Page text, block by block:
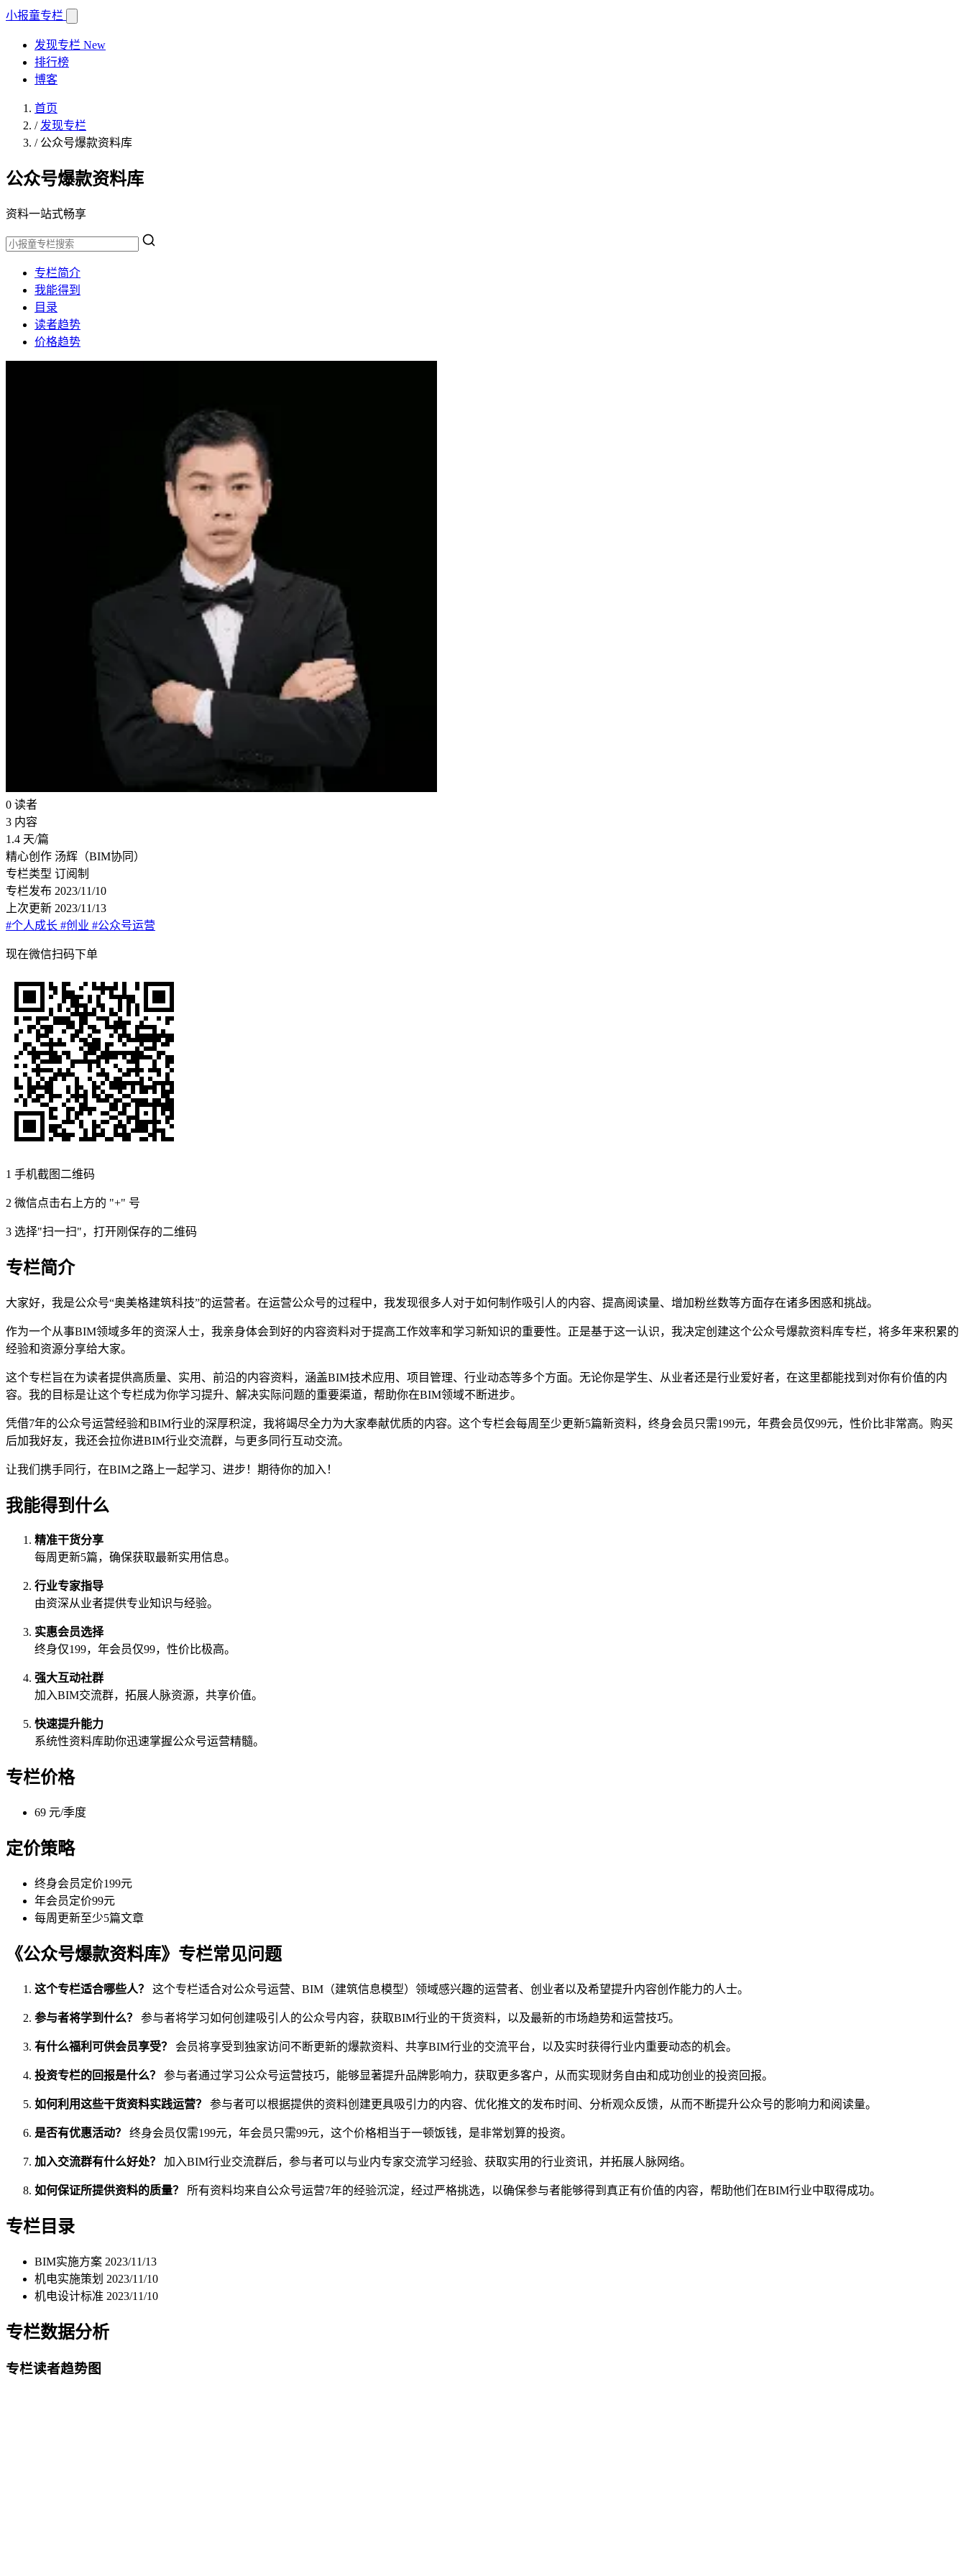
小报童专栏
发现专栏 New
排行榜
博客
首页
/ 发现专栏
/ 公众号爆款资料库
公众号爆款资料库
资料一站式畅享
专栏简介
我能得到
目录
读者趋势
价格趋势
0 读者
3 内容
1.4 天/篇
精心创作 汤辉（BIM协同）
专栏类型 订阅制
专栏发布 2023/11/10
上次更新 2023/11/13
#个人成长 #创业 #公众号运营
现在微信扫码下单
1 手机截图二维码
2 微信点击右上方的 "+" 号
3 选择"扫一扫"，打开刚保存的二维码
专栏简介
大家好，我是公众号“奥美格建筑科技”的运营者。在运营公众号的过程中，我发现很多人对于如何制作吸引人的内容、提高阅读量、增加粉丝数等方面存在诸多困惑和挑战。
作为一个从事BIM领域多年的资深人士，我亲身体会到好的内容资料对于提高工作效率和学习新知识的重要性。正是基于这一认识，我决定创建这个公众号爆款资料库专栏，将多年来积累的
经验和资源分享给大家。
这个专栏旨在为读者提供高质量、实用、前沿的内容资料，涵盖BIM技术应用、项目管理、行业动态等多个方面。无论你是学生、从业者还是行业爱好者，在这里都能找到对你有价值的内
容。我的目标是让这个专栏成为你学习提升、解决实际问题的重要渠道，帮助你在BIM领域不断进步。
凭借7年的公众号运营经验和BIM行业的深厚积淀，我将竭尽全力为大家奉献优质的内容。这个专栏会每周至少更新5篇新资料，终身会员只需199元，年费会员仅99元，性价比非常高。购买
后加我好友，我还会拉你进BIM行业交流群，与更多同行互动交流。
让我们携手同行，在BIM之路上一起学习、进步！期待你的加入！
我能得到什么
精准干货分享
每周更新5篇，确保获取最新实用信息。
行业专家指导
由资深从业者提供专业知识与经验。
实惠会员选择
终身仅199，年会员仅99，性价比极高。
强大互动社群
加入BIM交流群，拓展人脉资源，共享价值。
快速提升能力
系统性资料库助你迅速掌握公众号运营精髓。
专栏价格
69 元/季度
定价策略
终身会员定价199元
年会员定价99元
每周更新至少5篇文章
《公众号爆款资料库》专栏常见问题
这个专栏适合哪些人？ 这个专栏适合对公众号运营、BIM（建筑信息模型）领域感兴趣的运营者、创业者以及希望提升内容创作能力的人士。
参与者将学到什么？ 参与者将学习如何创建吸引人的公众号内容，获取BIM行业的干货资料，以及最新的市场趋势和运营技巧。
有什么福利可供会员享受？ 会员将享受到独家访问不断更新的爆款资料、共享BIM行业的交流平台，以及实时获得行业内重要动态的机会。
投资专栏的回报是什么？ 参与者通过学习公众号运营技巧，能够显著提升品牌影响力，获取更多客户，从而实现财务自由和成功创业的投资回报。
如何利用这些干货资料实践运营？ 参与者可以根据提供的资料创建更具吸引力的内容、优化推文的发布时间、分析观众反馈，从而不断提升公众号的影响力和阅读量。
是否有优惠活动？ 终身会员仅需199元，年会员只需99元，这个价格相当于一顿饭钱，是非常划算的投资。
加入交流群有什么好处？ 加入BIM行业交流群后，参与者可以与业内专家交流学习经验、获取实用的行业资讯，并拓展人脉网络。
如何保证所提供资料的质量？ 所有资料均来自公众号运营7年的经验沉淀，经过严格挑选，以确保参与者能够得到真正有价值的内容，帮助他们在BIM行业中取得成功。
专栏目录
BIM实施方案 2023/11/13
机电实施策划 2023/11/10
机电设计标准 2023/11/10
专栏数据分析
专栏读者趋势图